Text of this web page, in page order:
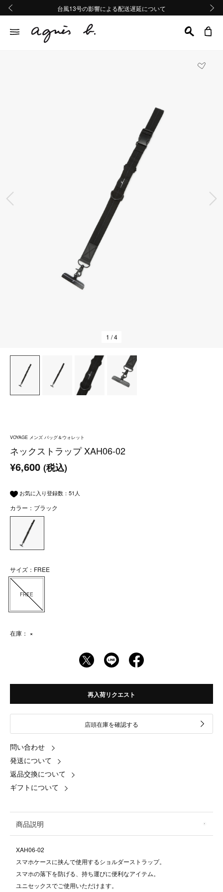
熊本地域地震の影響による配送遅延について
Summer Sale 2buy10%OFF!!
台風13号の影響による配送遅延について
熊本地域地震の影響による配送遅延について
Summer Sale 2buy10%OFF!!
前の画像
1 / 4
VOYAGE メンズ バッグ＆ウォレット
ネックストラップ XAH06-02
¥6,600 (税込)
お気に入り登録数： 51 人
カラー：ブラック
サイズ：FREE
FREE
在庫： ×
再入荷リクエスト
店頭在庫を確認する
問い合わせ
発送について
返品交換について
ギフトについて
商品説明
XAH06-02
スマホケースに挟んで使用するショルダーストラップ。
スマホの落下を防げる、持ち運びに便利なアイテム。
ユニセックスでご使用いただけます。